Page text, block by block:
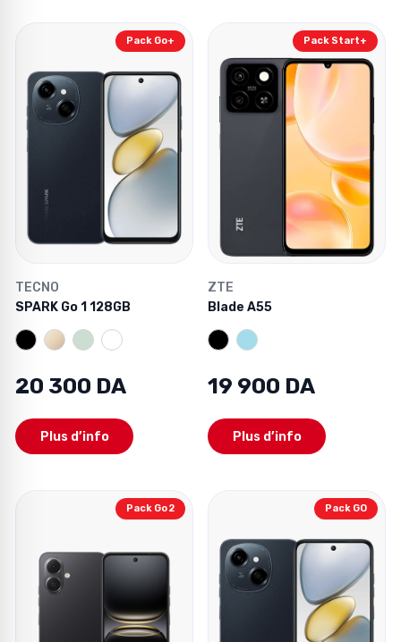
Pack Go+
TECNO
SPARK Go 1 128GB
20 300 DA
Plus d’info
Pack Start+
ZTE
Blade A55
19 900 DA
Plus d’info
Pack Go 2 Pack GO